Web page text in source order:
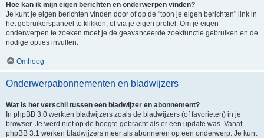
Hoe kan ik mijn eigen berichten en onderwerpen vinden?
Je kunt je eigen berichten vinden door of op de "toon je eigen berichten" link in
het gebruikerspaneel te klikken, of via je eigen profiel. Om je eigen
onderwerpen te zoeken moet je de geavanceerde zoekfunctie gebruiken en de
nodige opties invullen.
Omhoog
Onderwerpabonnementen en bladwijzers
Wat is het verschil tussen een bladwijzer en abonnement?
In phpBB 3.0 werkten bladwijzers zoals de bladwijzers (of favorieten) in je
browser. Je werd niet op de hoogte gebracht als er een update was. Vanaf
phpBB 3.1 werken bladwijzers meer als abonneren op een onderwerp. Je kunt